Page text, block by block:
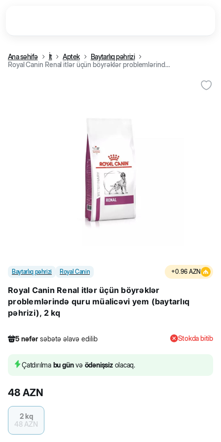
Ana səhifə İt Aptek
Baytarlıq pəhrizi
Royal Canin Renal itlər üçün böyrəklər problemlərində quru müalicəvi yem (baytarlıq pəhrizi), 2 kq
Baytarlıq pəhrizi Royal Canin +0.96 AZN
Royal Canin Renal itlər üçün böyrəklər
problemlərində quru müalicəvi yem (baytarlıq
pəhrizi), 2 kq
5 nəfər səbətə əlavə edilib
9 nəfər məhsulu alıb
Stokda bitib
Çatdırılma bu günvə ödənişsizolacaq.
48 AZN
2 kq
48 AZN